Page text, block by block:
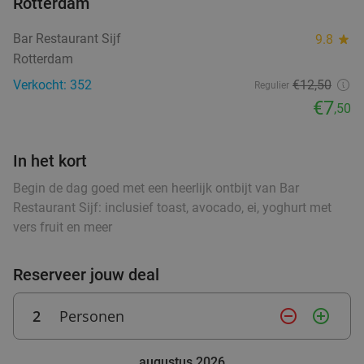
28%
Masala
9.4 star
High tea (1,5 uur), shared brunch of ontbijt bij
Morgen
Wo Do
Teds Rotterdam Op 't Dak
9.3star
Rotterdam 1 min. directions_walk
Verkocht: 772 €22,95
Bar Restaurant Sijf 9.8 star
Rotterdam
Verkocht: 352
Regulier €12,50
€7,50
In het kort
Begin de dag goed met een heerlijk ontbijt van Bar
Restaurant Sijf: inclusief toast, avocado, ei, yoghurt met
vers fruit en meer
Reserveer jouw deal
2 Personen remove_circle_outline add_circle_outline